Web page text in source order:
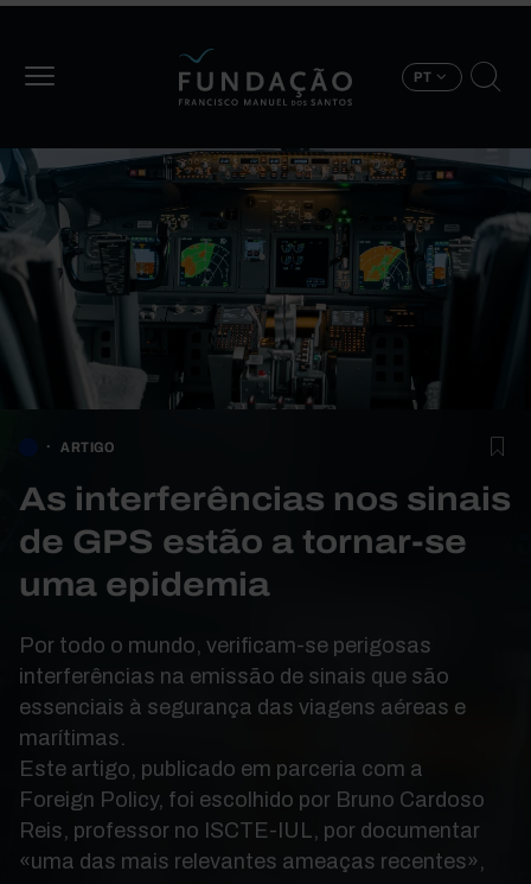
PT
ARTIGO
As interferências nos sinais
de GPS estão a tornar-se
uma epidemia
Por todo o mundo, verificam-se perigosas
interferências na emissão de sinais que são
essenciais à segurança das viagens aéreas e
marítimas.
Este artigo, publicado em parceria com a
Foreign Policy, foi escolhido por Bruno Cardoso
Reis, professor no ISCTE-IUL, por documentar
«uma das mais relevantes ameaças recentes»,